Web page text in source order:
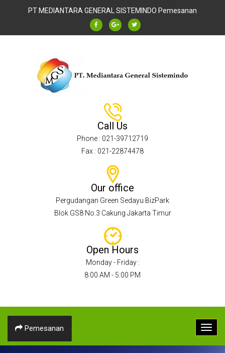
PT MEDIANTARA GENERAL SISTEMINDO Pemesanan
Call Us
Phone : 021-39712719
Fax : 021-22874478
Our office
Pergudangan Green Sedayu BizPark
Blok GS8 No.3 Cakung Jakarta Timur
Open Hours
Monday - Friday :
8:00 AM - 5:00 PM
Pemesanan